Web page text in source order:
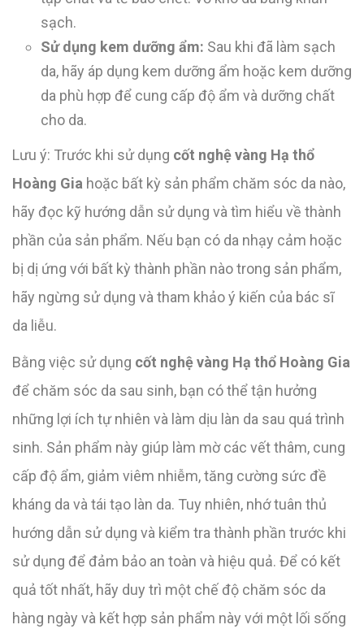
sạch.
Sử dụng kem dưỡng ẩm: Sau khi đã làm sạch
da, hãy áp dụng kem dưỡng ẩm hoặc kem dưỡng
da phù hợp để cung cấp độ ẩm và dưỡng chất
cho da.
Lưu ý: Trước khi sử dụng cốt nghệ vàng Hạ thổ
Hoàng Gia hoặc bất kỳ sản phẩm chăm sóc da nào,
hãy đọc kỹ hướng dẫn sử dụng và tìm hiểu về thành
phần của sản phẩm. Nếu bạn có da nhạy cảm hoặc
bị dị ứng với bất kỳ thành phần nào trong sản phẩm,
hãy ngừng sử dụng và tham khảo ý kiến của bác sĩ
da liễu.
Bằng việc sử dụng cốt nghệ vàng Hạ thổ Hoàng Gia
để chăm sóc da sau sinh, bạn có thể tận hưởng
những lợi ích tự nhiên và làm dịu làn da sau quá trình
sinh. Sản phẩm này giúp làm mờ các vết thâm, cung
cấp độ ẩm, giảm viêm nhiễm, tăng cường sức đề
kháng da và tái tạo làn da. Tuy nhiên, nhớ tuân thủ
hướng dẫn sử dụng và kiểm tra thành phần trước khi
sử dụng để đảm bảo an toàn và hiệu quả. Để có kết
quả tốt nhất, hãy duy trì một chế độ chăm sóc da
hàng ngày và kết hợp sản phẩm này với một lối sống